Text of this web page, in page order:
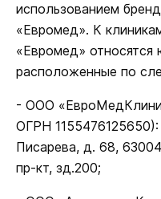
использованием
«Евромед». К
«Евромед» относятся
расположенные по
- ООО
ОГРН
Писарева, д. 68,
пр-кт, зд.200;